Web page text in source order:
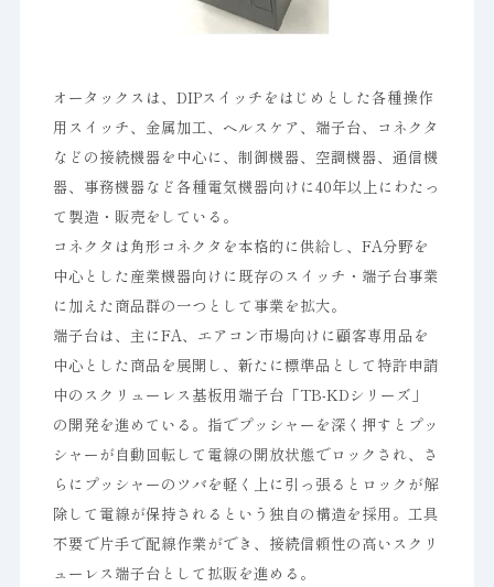
オータックスは、DIPスイッチをはじめとした各種操作
用スイッチ、金属加工、ヘルスケア、端子台、コネクタ
などの接続機器を中心に、制御機器、空調機器、通信機
器、事務機器など各種電気機器向けに40年以上にわたっ
て製造・販売をしている。
コネクタは角形コネクタを本格的に供給し、FA分野を
中心とした産業機器向けに既存のスイッチ・端子台事業
に加えた商品群の一つとして事業を拡大。
端子台は、主にFA、エアコン市場向けに顧客専用品を
中心とした商品を展開し、新たに標準品として特許申請
中のスクリューレス基板用端子台「TB-KDシリーズ」
の開発を進めている。指でプッシャーを深く押すとプッ
シャーが自動回転して電線の開放状態でロックされ、さ
らにプッシャーのツバを軽く上に引っ張るとロックが解
除して電線が保持されるという独自の構造を採用。工具
不要で片手で配線作業ができ、接続信頼性の高いスクリ
ューレス端子台として拡販を進める。